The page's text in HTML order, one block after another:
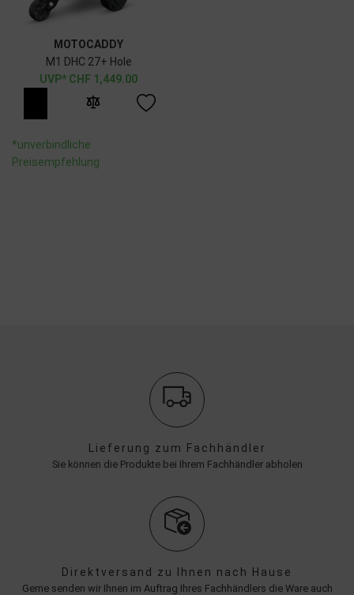
MOTOCADDY
M1 DHC 27+ Hole
CHF 1,449.00
*unverbindliche
Preisempfehlung
Lieferung zum Fachhändler
Sie können die Produkte bei Ihrem Fachhändler abholen
Direktversand zu Ihnen nach Hause
Gerne senden wir Ihnen im Auftrag Ihres Fachhändlers die Ware auch